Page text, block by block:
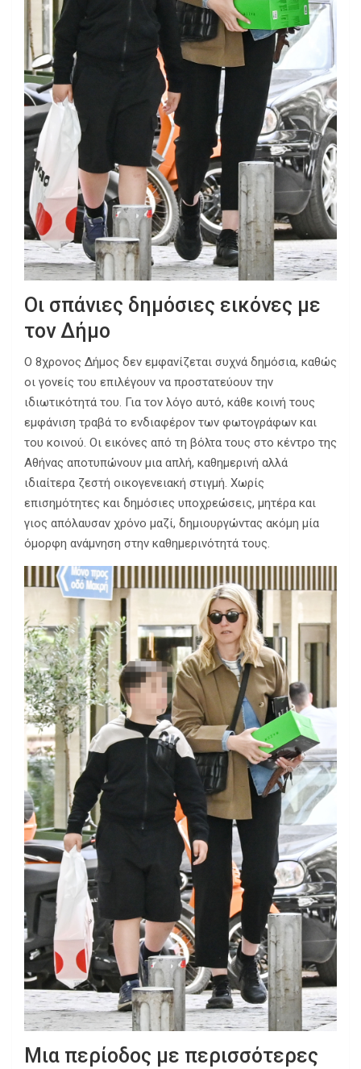
Οι σπάνιες δημόσιες εικόνες με
τον Δήμο
Ο 8χρονος Δήμος δεν εμφανίζεται συχνά δημόσια, καθώς
οι γονείς του επιλέγουν να προστατεύουν την
ιδιωτικότητά του. Για τον λόγο αυτό, κάθε κοινή τους
εμφάνιση τραβά το ενδιαφέρον των φωτογράφων και
του κοινού. Οι εικόνες από τη βόλτα τους στο κέντρο της
Αθήνας αποτυπώνουν μια απλή, καθημερινή αλλά
ιδιαίτερα ζεστή οικογενειακή στιγμή. Χωρίς
επισημότητες και δημόσιες υποχρεώσεις, μητέρα και
γιος απόλαυσαν χρόνο μαζί, δημιουργώντας ακόμη μία
όμορφη ανάμνηση στην καθημερινότητά τους.
Μια περίοδος με περισσότερες